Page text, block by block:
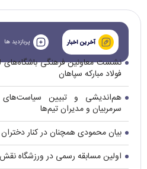
آخرین اخبار پربازدید ها
نشست معاونین فرهنگی باشگاه‌های
فولاد مبارکه سپاهان
هم‌اندیشی و تبیین سیاست‌های
سرمربیان و مدیران تیم‌ها
بیان محمودی همچنان در کنار دختران
اولین مسابقه رسمی در ورزشگاه